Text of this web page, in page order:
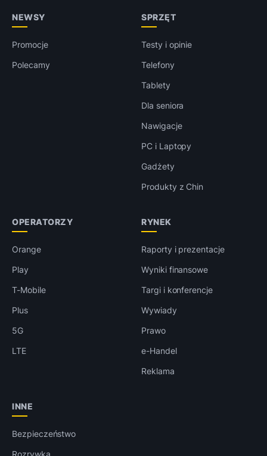
NEWSY
Promocje
Polecamy
SPRZĘT
Testy i opinie
Telefony
Tablety
Dla seniora
Nawigacje
PC i Laptopy
Gadżety
Produkty z Chin
OPERATORZY
Orange
Play
T-Mobile
Plus
5G
LTE
RYNEK
Raporty i prezentacje
Wyniki finansowe
Targi i konferencje
Wywiady
Prawo
e-Handel
Reklama
INNE
Bezpieczeństwo
Rozrywka